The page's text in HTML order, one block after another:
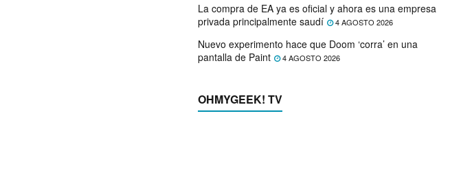
La compra de EA ya es oficial y ahora es una empresa
privada principalmente saudí
4 AGOSTO 2026
Nuevo experimento hace que Doom ‘corra’ en una
pantalla de Paint
4 AGOSTO 2026
OHMYGEEK! TV